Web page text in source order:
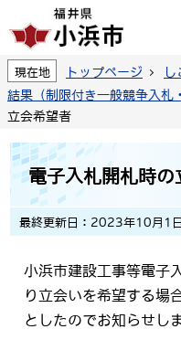
現在地 トップページ
結果（制限付き一般競争入札
立会希望者
電子入札開札時の
最終更新日：2023年10月1日
小浜市建設工事等電子
り立会いを希望する場
としたのでお知らせし